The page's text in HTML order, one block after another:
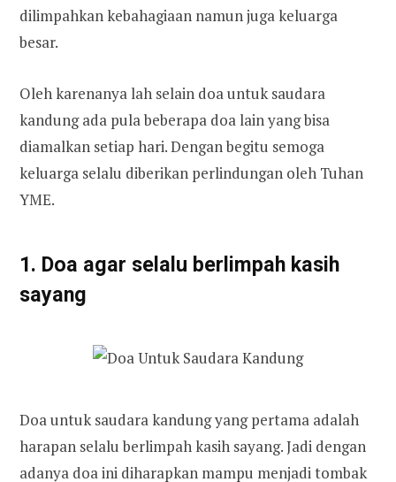
dilimpahkan kebahagiaan namun juga keluarga
besar.
Oleh karenanya lah selain doa untuk saudara
kandung ada pula beberapa doa lain yang bisa
diamalkan setiap hari. Dengan begitu semoga
keluarga selalu diberikan perlindungan oleh Tuhan
YME.
1. Doa agar selalu berlimpah kasih
sayang
Doa untuk saudara kandung yang pertama adalah
harapan selalu berlimpah kasih sayang. Jadi dengan
adanya doa ini diharapkan mampu menjadi tombak